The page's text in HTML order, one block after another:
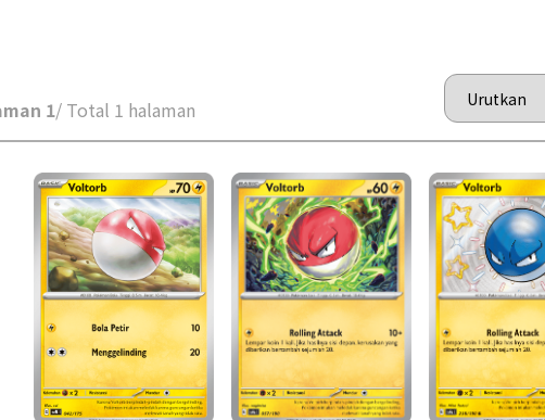
1/ Total 1 halaman